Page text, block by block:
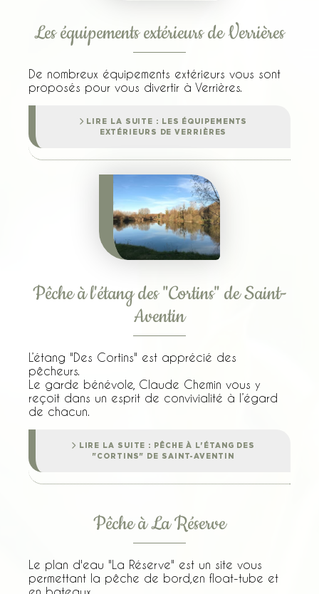
Les équipements extérieurs de Verrières
De nombreux équipements extérieurs vous sont
proposés pour vous divertir à Verrières.
LIRE LA SUITE : LES ÉQUIPEMENTS
EXTÉRIEURS DE VERRIÈRES
Pêche à l'étang des "Cortins" de Saint-
Aventin
L’étang "Des Cortins" est apprécié des
pêcheurs.
Le garde bénévole, Claude Chemin vous y
reçoit dans un esprit de convivialité à l’égard
de chacun.
LIRE LA SUITE : PÊCHE À L'ÉTANG DES
"CORTINS" DE SAINT-AVENTIN
Pêche à La Réserve
Le plan d'eau "La Réserve" est un site vous
permettant la pêche de bord,en float-tube et